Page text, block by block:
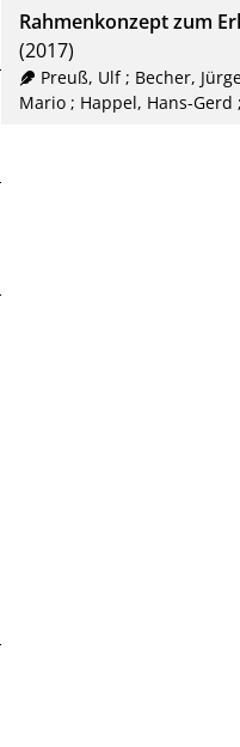
Rahmenkonzept zum
(2017)
Preuß, Ulf; Becher,
Mario; Happel, Hans-Gerd ;